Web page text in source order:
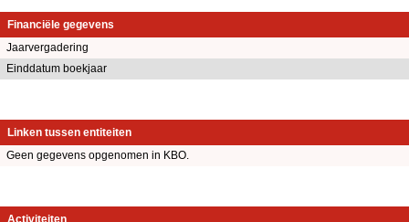
Financiële gegevens
Jaarvergadering
Einddatum boekjaar
Linken tussen entiteiten
Geen gegevens opgenomen in KBO.
Activiteiten